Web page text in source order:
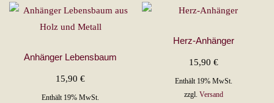
mehrere
Anhänger Lebensbaum
15,90€
Enthält 19% MwSt.
Herz-Anhänger
15,90 €
Enthält 19% MwSt.
zzgl. Versand